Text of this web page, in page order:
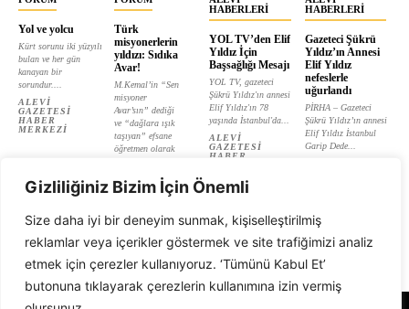
Gizliliğiniz Bizim İçin Önemli
Size daha iyi bir deneyim sunmak, kişiselleştirilmiş
reklamlar veya içerikler göstermek ve site trafiğimizi analiz
etmek için çerezler kullanıyoruz. ‘Tümünü Kabul Et’
butonuna tıklayarak çerezlerin kullanımına izin vermiş
Yol ve yolcu
Kürt sorunu iki yüzyılı
bulan ve her gün
kanayan bir
sorundur....
ALEVI
GAZETESI
HABER
MERKEZI
Türk
misyonerlerin
yıldızı: Sıdıka
Avar!
M.Kemal’in “Sen
misyoner
Avar’sın” dediği
ve “dağlara ışık
taşıyan” efsane
öğretmen olarak
ALEVI
GAZETESI
HABERLERI
YOL TV’den Elif
Yıldız İçin
Başsağlığı Mesajı
YOL TV, gazeteci
Şükrü Yıldız'ın annesi
Elif Yıldız'ın 78
yaşında İstanbul'da...
ALEVI
GAZETESI
HABER
HABERLERI
Gazeteci Şükrü
Yıldız’ın Annesi
Elif Yıldız
nefeslerle
uğurlandı
PİRHA – Gazeteci
Şükrü Yıldız’ın annesi
Elif Yıldız İstanbul
Garip Dede...